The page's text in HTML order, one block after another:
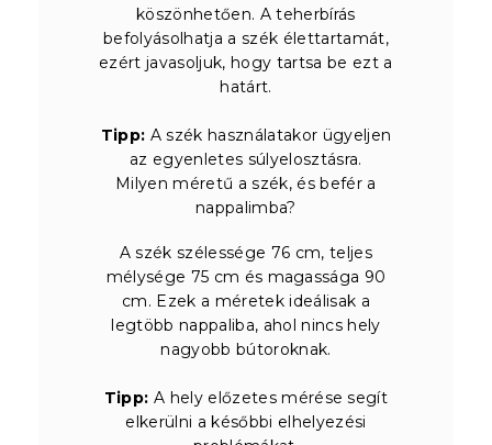
köszönhetően. A teherbírás
befolyásolhatja a szék élettartamát,
ezért javasoljuk, hogy tartsa be ezt a
határt.
Tipp: A szék használatakor ügyeljen
az egyenletes súlyelosztásra.
Milyen méretű a szék, és befér a
nappalimba?
A szék szélessége 76 cm, teljes
mélysége 75 cm és magassága 90
cm. Ezek a méretek ideálisak a
legtöbb nappaliba, ahol nincs hely
nagyobb bútoroknak.
Tipp: A hely előzetes mérése segít
elkerülni a későbbi elhelyezési